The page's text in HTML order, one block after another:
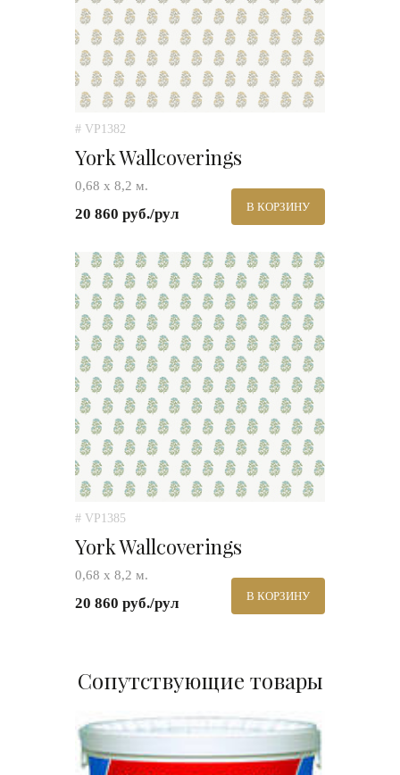
# VP1382
York Wallcoverings
0,68 х 8,2 м.
20 860 руб./рул В КОРЗИНУ
# VP1385
York Wallcoverings
0,68 х 8,2 м.
20 860 руб./рул В КОРЗИНУ
Сопутствующие товары